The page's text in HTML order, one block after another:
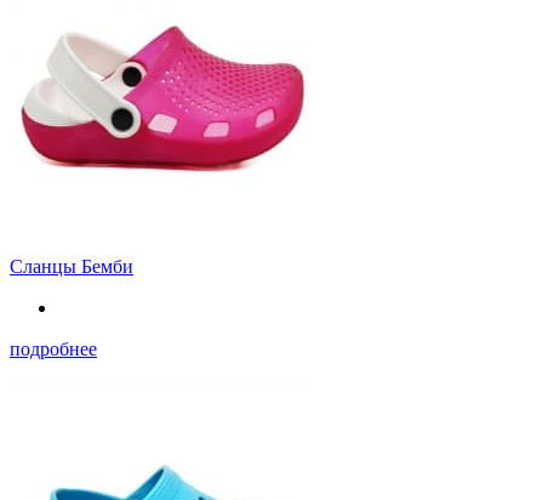
Сланцы Бемби
подробнее